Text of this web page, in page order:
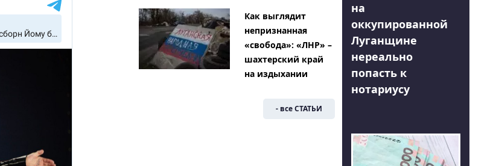
Как выглядит
непризнанная
«свобода»: «ЛНР» –
шахтерский край
на издыхании
- все СТАТЬИ
на
оккупированной
Луганщине
нереально
попасть к
нотариусу